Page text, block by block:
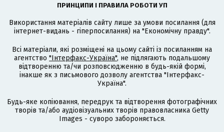
ПРИНЦИПИ І ПРАВИЛА РОБОТИ УП
Використання матеріалів сайту лише за умови посилання (для
інтернет-видань - гіперпосилання) на "Економічну правду".
Всі матеріали, які розміщені на цьому сайті із посиланням на
агентство "Інтерфакс-Україна", не підлягають подальшому
відтворенню та/чи розповсюдженню в будь-якій формі,
інакше як з письмового дозволу агентства "Інтерфакс-
Україна".
Будь-яке копіювання, передрук та відтворення фотографічних
творів та/або аудіовізуальних творів правовласника Getty
Images - суворо забороняється.